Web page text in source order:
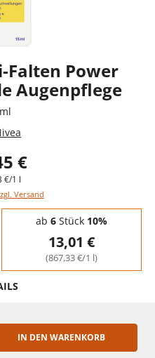
Falten Power
Augenpflege
€
€/1 l
Versand
ab 6Stück 10%
13,01 €
(867,33 €/1 l)
IN DEN WARENKORB